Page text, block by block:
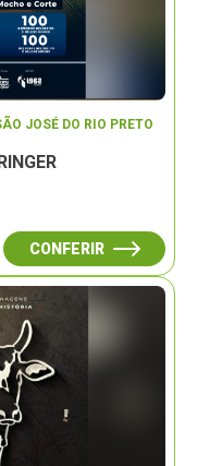
JOSÉ DO RIO PRETO
CONFERIR